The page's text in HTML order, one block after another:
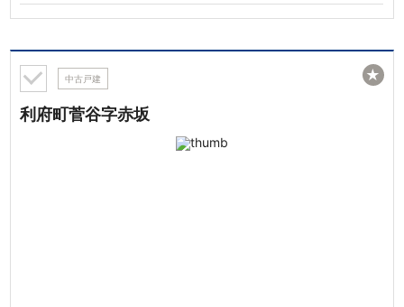
中古戸建
利府町菅谷字赤坂
★